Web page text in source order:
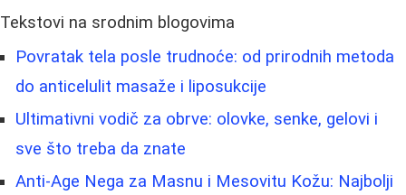
Tekstovi na srodnim blogovima
Povratak tela posle trudnoće: od prirodnih metoda
do anticelulit masaže i liposukcije
Ultimativni vodič za obrve: olovke, senke, gelovi i
sve što treba da znate
Anti-Age Nega za Masnu i Mesovitu Kožu: Najbolji